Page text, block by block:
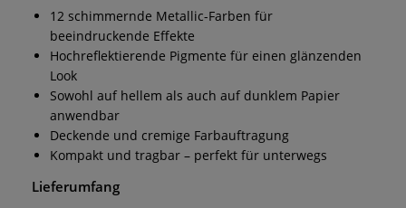
12 schimmernde Metallic-Farben für
beeindruckende Effekte
Hochreflektierende Pigmente für einen glänzenden
Look
Sowohl auf hellem als auch auf dunklem Papier
anwendbar
Deckende und cremige Farbauftragung
Kompakt und tragbar – perfekt für unterwegs
Lieferumfang